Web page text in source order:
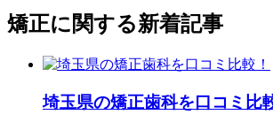
矯正に関する新着記事
埼玉県の矯正歯科を口コミ比